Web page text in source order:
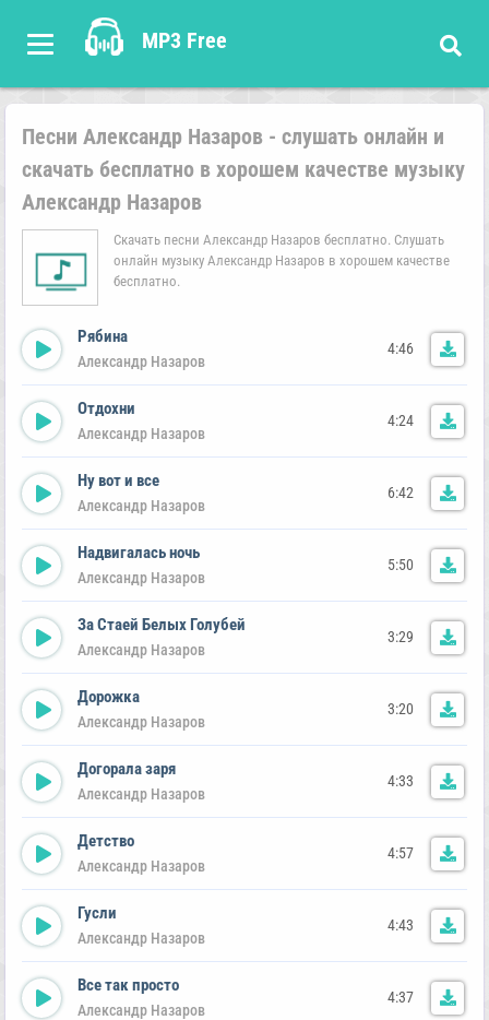
MP3 Free
Песни Александр Назаров - слушать онлайн и
скачать бесплатно в хорошем качестве музыку
Александр Назаров
Скачать песни Александр Назаров бесплатно. Слушать
онлайн музыку Александр Назаров в хорошем качестве
бесплатно.
Рябина
Александр Назаров
4:46
Отдохни
Александр Назаров
4:24
Ну вот и все
Александр Назаров
6:42
Надвигалась ночь
Александр Назаров
5:50
За Стаей Белых Голубей
Александр Назаров
3:29
Дорожка
Александр Назаров
3:20
Догорала заря
Александр Назаров
4:33
Детство
Александр Назаров
4:57
Гусли
Александр Назаров
4:43
Все так просто
Александр Назаров
4:37